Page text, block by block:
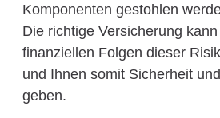
Komponenten gestohlen
Die richtige Versicherung
finanziellen Folgen dieser
und Ihnen somit Sicherheit
geben.